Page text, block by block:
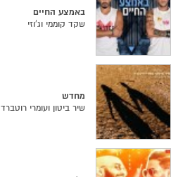
באמצע החיים
שקד קוממי וג'וזי
מחדש
שיר ביטון ועומרי רוטברד